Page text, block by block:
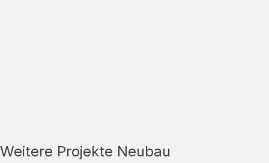
Weitere Projekte Neubau